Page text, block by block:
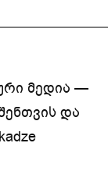
მედია —
და